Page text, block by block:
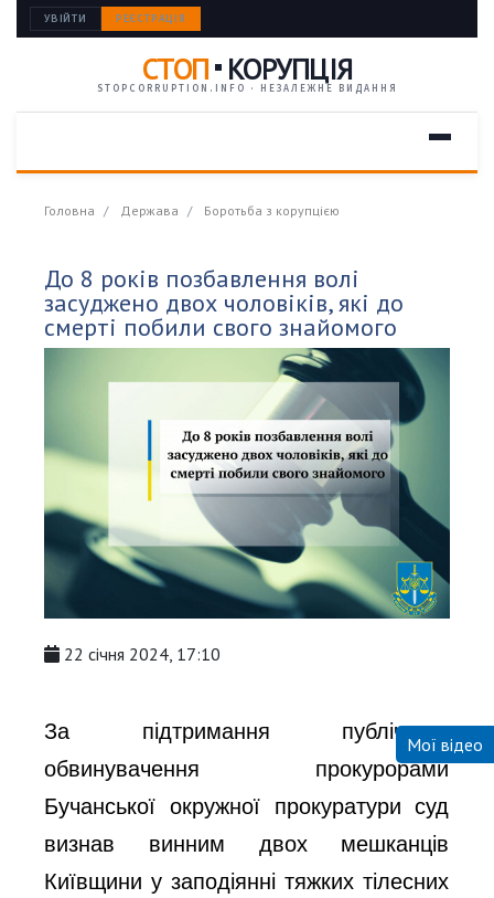
УВІЙТИ РЕЄСТРАЦІЯ
СТОП КОРУПЦІЯ
STOPCORRUPTION.INFO · НЕЗАЛЕЖНЕ ВИДАННЯ
Головна Держава Боротьба з корупцією
До 8 років позбавлення волі
засуджено двох чоловіків, які до
смерті побили свого знайомого
22 січня 2024, 17:10
За підтримання публічного
обвинувачення прокурорами
Бучанської окружної прокуратури суд
визнав винним двох мешканців
Київщини у заподіянні тяжких тілесних
Мої відео